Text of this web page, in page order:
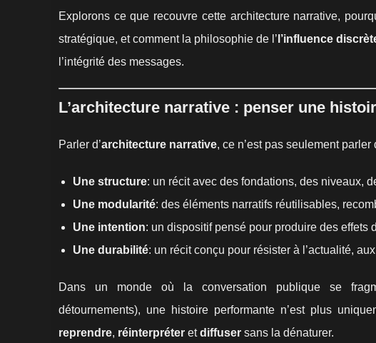
Explorons ce que recouvre cette architecture narrative,
stratégique, et comment la philosophie de l’ l’influence
l’intégrité des messages.
L’architecture narrative : penser une
Parler d’architecture narrative, ce n’est pas seulement
Une structure: un récit avec des fondations, des niveaux,
Une modularité: des éléments narratifs réutilisables,
Une intention: un dispositif pensé pour produire des effets
Une durabilité: un récit conçu pour résister à l’actualité,
Dans un monde où la conversation publique se
détournements), une histoire performante n’est plus
reprendre, réinterpréter etdiffuser sans la dénaturer.